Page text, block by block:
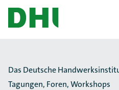
ZUM HAUPTINHALT SPRINGEN
ZUR SUCHE SPRINGEN
Sie befinden sich hier:
Das Deutsche
Tagungen, Foren, Workshops